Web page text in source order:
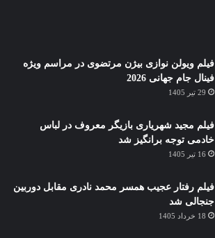
فیلم ویولن نوازی بیژن مرتضوی در مراسم ویژه
فینال جام جهانی 2026
29 تیر 1405
فیلم مجید شهریاری بازیگر معروف در لباس
خادمی توجه برانگیز شد
16 تیر 1405
فیلم رفتار عجیب همسر محمد نادری مقابل دوربین
جنجالی شد
18 خرداد 1405